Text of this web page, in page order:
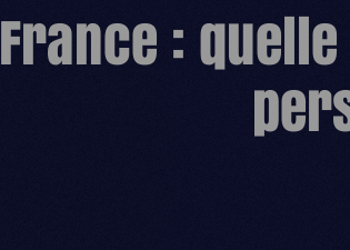
France :